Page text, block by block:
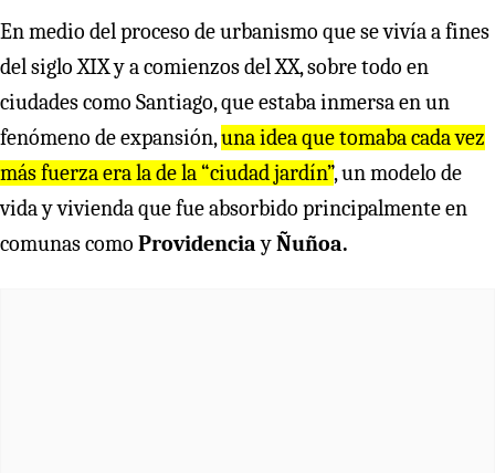
En medio del proceso de urbanismo que se vivía a fines
del siglo XIX y a comienzos del XX, sobre todo en
ciudades como Santiago, que estaba inmersa en un
fenómeno de expansión,una idea que tomaba cada vez
más fuerza era la de la “ciudad jardín”, un modelo de
vida y vivienda que fue absorbido principalmente en
comunas como ProvidenciayÑuñoa.